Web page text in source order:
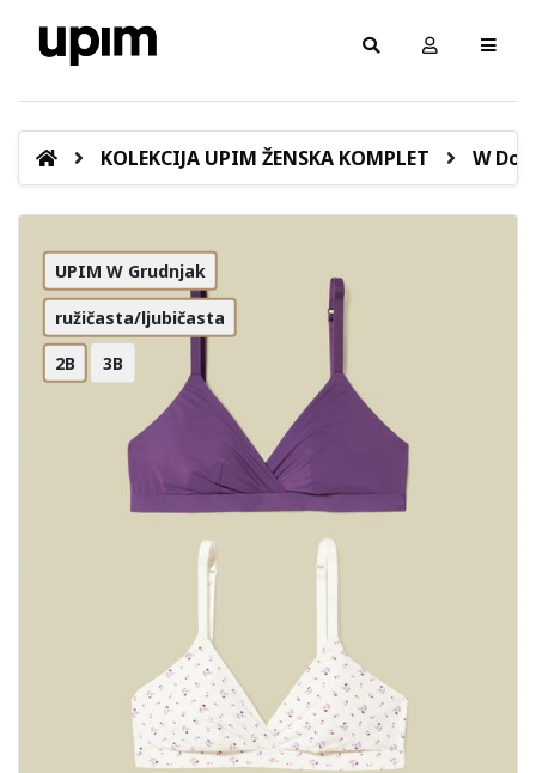
KOLEKCIJA UPIM ŽENSKA KOMPLET W
UPIM W Grudnjak
ružičasta/ljubičasta
2B 3B